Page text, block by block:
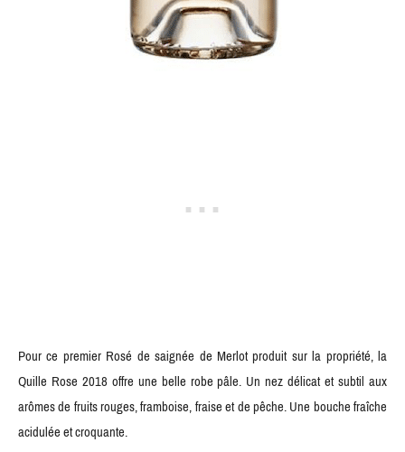
Pour ce premier Rosé de saignée de Merlot produit sur la propriété, la
Quille Rose 2018 offre une belle robe pâle. Un nez délicat et subtil aux
arômes de fruits rouges, framboise, fraise et de pêche. Une bouche fraîche
acidulée et croquante.